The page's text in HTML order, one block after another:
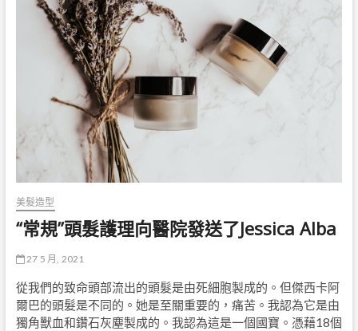
美髮造型
“常規”頭髮護理向醫院發送了Jessica Alba
27 5 月, 2021
從我們的致命頭部流出的頭髮是由死細胞製成的。但傑西卡阿
爾巴的頭髮是不同的。她是至關重要的，痛苦。我認為它是由
獨角獸血和鑽石灰塵製成的。我認為這是一個國寶。憑藉18個